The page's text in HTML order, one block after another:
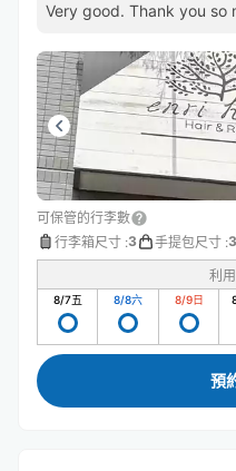
Very good. Thank you so
可保管的行李數
行李箱尺寸 :3 手提包尺寸 :3
利
8/7五 8/8六 8/9日
預